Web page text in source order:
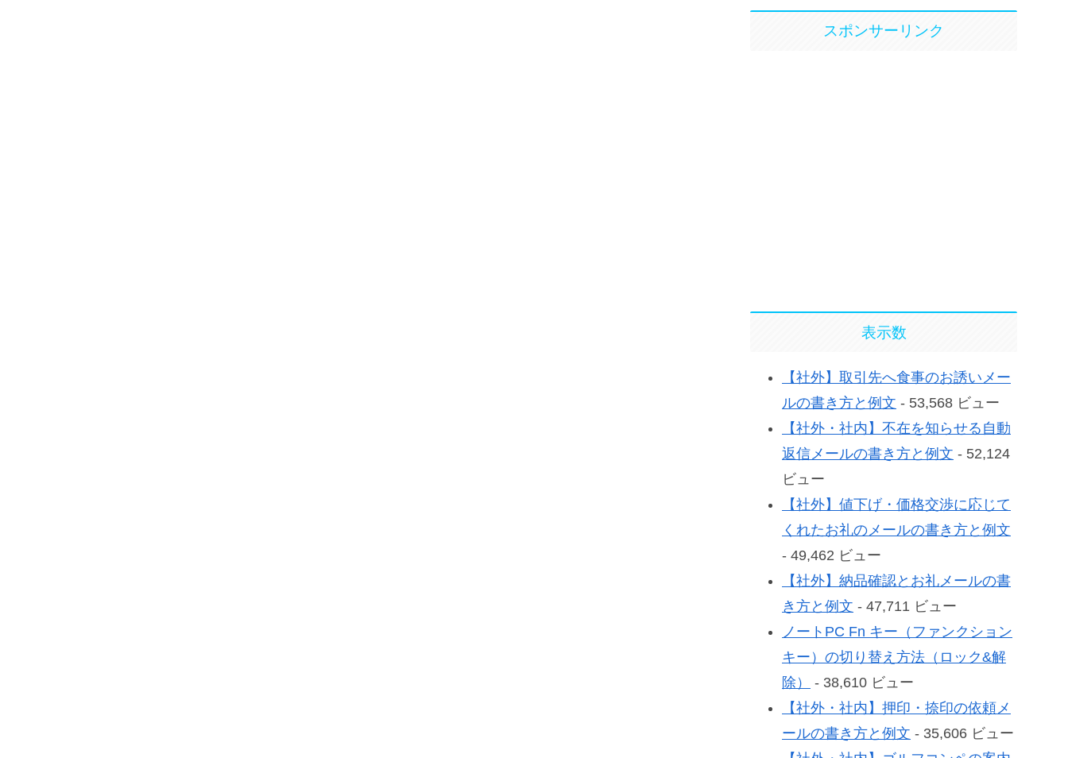
スポンサーリンク
表示数
【社外】取引先へ食事のお誘いメー
ルの書き方と例文 - 53,568 ビュー
【社外・社内】不在を知らせる自動
返信メールの書き方と例文 - 52,124
ビュー
【社外】値下げ・価格交渉に応じて
くれたお礼のメールの書き方と例文
- 49,462 ビュー
【社外】納品確認とお礼メールの書
き方と例文 - 47,711 ビュー
ノートPC Fn キー（ファンクション
キー）の切り替え方法（ロック&解
除）
- 38,610 ビュー
【社外・社内】押印・捺印の依頼メ
ールの書き方と例文 - 35,606 ビュー